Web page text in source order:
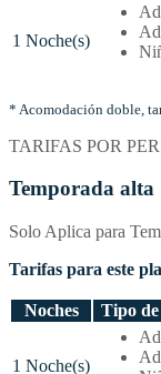
–
noches
tipo
acomodación
1 Noche(s)
* Acomodación doble,
TARIFAS POR
Temporada alta
Solo Aplica para
Tarifas para este
Noches Tipo de
1 Noche(s)